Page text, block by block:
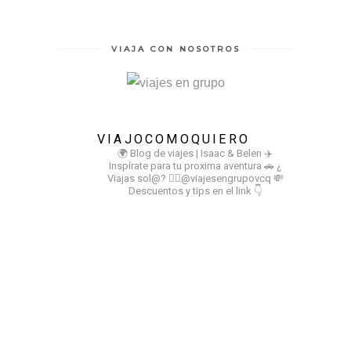
VIAJA CON NOSOTROS
VIAJOCOMOQUIERO
🌍 Blog de viajes | Isaac & Belen ✈️
Inspírate para tu proxima aventura 🚗 ¿
Viajas sol@? 👉🏻@viajesengrupovcq 💸
Descuentos y tips en el link 👇